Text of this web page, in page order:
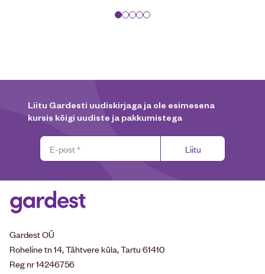
Liitu Gardesti uudiskirjaga ja ole esimesena
kursis kõigi uudiste ja pakkumistega
Liitu
Gardest OÜ
Roheline tn 14, Tähtvere küla, Tartu 61410
Reg nr 14246756